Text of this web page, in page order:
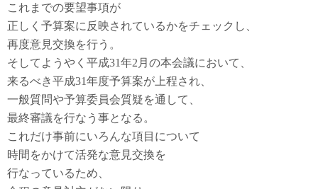
これまでの要望事項が
正しく予算案に反映されているかをチェックし、
再度意見交換を行う。
そしてようやく平成31年2月の本会議において、
来るべき平成31年度予算案が上程され、
一般質問や予算委員会質疑を通して、
最終審議を行なう事となる。
これだけ事前にいろんな項目について
時間をかけて活発な意見交換を
行なっているため、